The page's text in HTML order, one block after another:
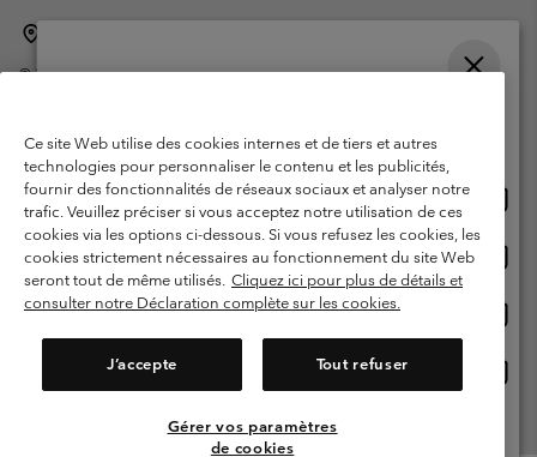
©2026Columbia Sportswear International Sarl. Avenue des Morgines, 12
Garanties Légales
Politique de confidentialité
Conditions d'utilisation - Membres
Conditions D'utilisation - Contenu généré par l'utilisateur
Impressum
Cookies
Ce site Web utilise des cookies internes et de tiers et autres
technologies pour personnaliser le contenu et les publicités,
fournir des fonctionnalités de réseaux sociaux et analyser notre
trafic. Veuillez préciser si vous acceptez notre utilisation de ces
cookies via les options ci-dessous. Si vous refusez les cookies, les
cookies strictement nécessaires au fonctionnement du site Web
seront tout de même utilisés. Cliquez ici pour plus de détails et
consulter notre Déclaration complète sur les cookies.
J’accepte Tout refuser
Gérer vos paramètres
de cookies
Achats en ligne disponibles
United States
ligne
Belgium-English
ligne
Belgium-Français
ligne
Belgium-Dutch
Voir Tous Les Pays